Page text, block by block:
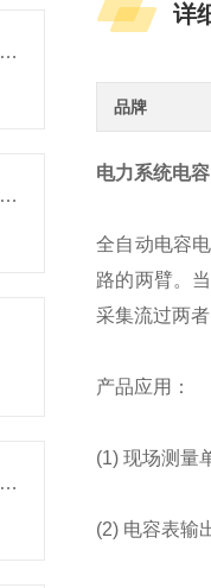
直流高压发生器测量结果不准确的原因有哪些？
数字接电阻测试仪应用场景有哪些
防雷检测仪的检测内容主要有哪些？
详
品牌
电力系统电
全自动电容
路的两臂。
采集流过两
产品应用：
(1) 现场测量
(2) 电容表输